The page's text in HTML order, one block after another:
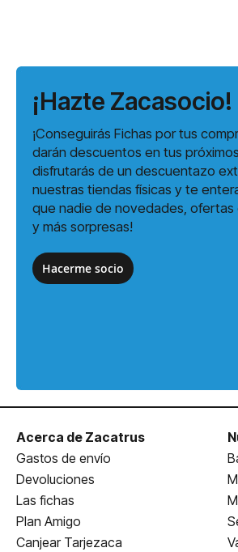
¡Hazte Zacasocio!
¡Conseguirás Fichas por tus
darán descuentos en tus
disfrutarás de un descuentazo
nuestras tiendas físicas y te
que nadie de novedades, ofertas
y más sorpresas!
Hacerme socio
Acerca de Zacatrus
Gastos de envío
Devoluciones
Las fichas
Plan Amigo
Canjear Tarjezaca